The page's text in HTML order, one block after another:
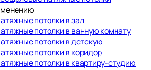
потолки в зал
потолки в ванную комнату
потолки в детскую
потолки в коридор
потолки в квартиру-студию